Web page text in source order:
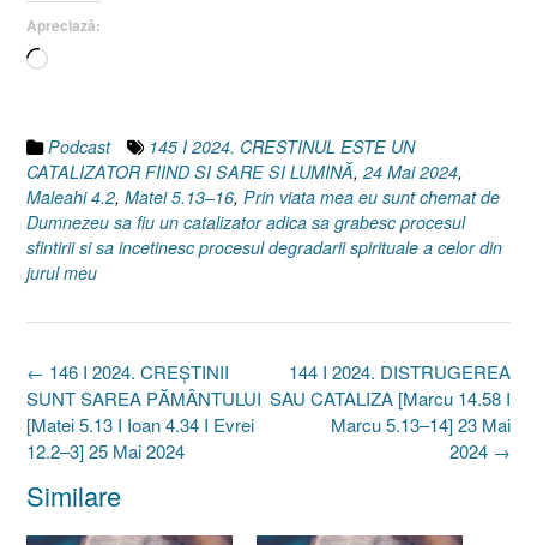
Apreciază:
Încarc...
Podcast
145 I 2024. CRESTINUL ESTE UN
CATALIZATOR FIIND SI SARE SI LUMINĂ, 24 Mai 2024,
Maleahi 4.2, Matei 5.13–16, Prin viata mea eu sunt chemat de
Dumnezeu sa fiu un catalizator adica sa grabesc procesul
sfintirii si sa incetinesc procesul degradarii spirituale a celor din
jurul meu
Post
navigation
144 I 2024. DISTRUGEREA
SAU CATALIZA [Marcu 14.58 I
Marcu 5.13–14] 23 Mai
2024 →
← 146 I 2024. CREȘTINII
SUNT SAREA PĂMÂNTULUI
[Matei 5.13 I Ioan 4.34 I Evrei
12.2–3] 25 Mai 2024
Similare